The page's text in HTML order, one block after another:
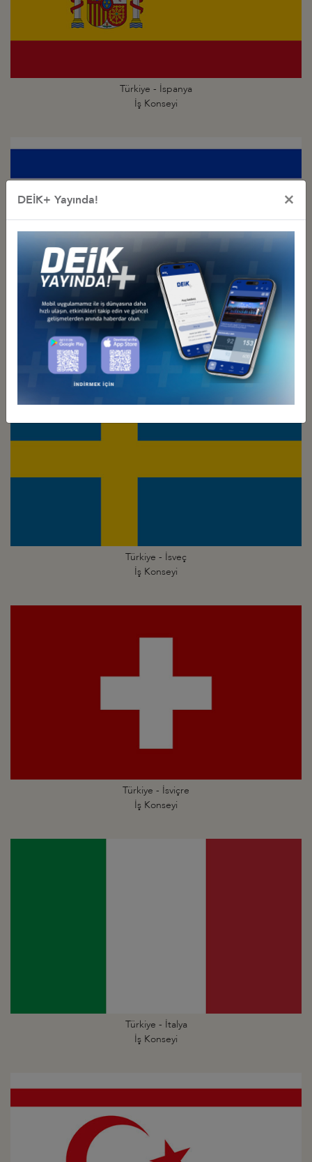
Türkiye - İspanya
İş Konseyi
Türkiye - İsrail
İş Konseyi
Türkiye - İsveç
İş Konseyi
Türkiye - İsviçre
İş Konseyi
Türkiye - İtalya
İş Konseyi
DEİK+ Yayında! ×